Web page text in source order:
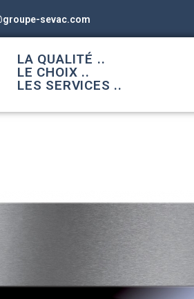
sevac.com
LA QUALITÉ ..
LE CHOIX ..
LES SERVICES ..